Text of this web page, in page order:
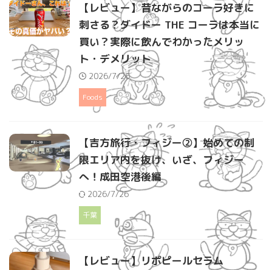
【レビュー】昔ながらのコーラ好きに
刺さる？ダイドー THE コーラは本当に
買い？実際に飲んでわかったメリッ
ト・デメリット
2026/7/26
Foods
【吉方旅行・フィジー②】始めての制
限エリア内を抜け、いざ、フィジー
へ！成田空港後編
2026/7/26
千葉
【レビュー】リポピールセラム